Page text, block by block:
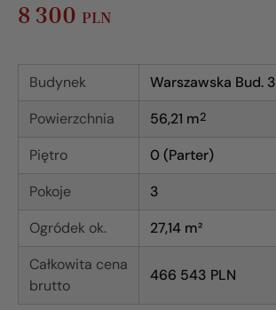
8 300 PLN
Budynek
Warszawska Bud. 3
Powierzchnia
56,21 m2
Piętro
0 (Parter)
Pokoje
3
Ogródek ok.
27,14 m²
Całkowita cena
brutto
466 543 PLN